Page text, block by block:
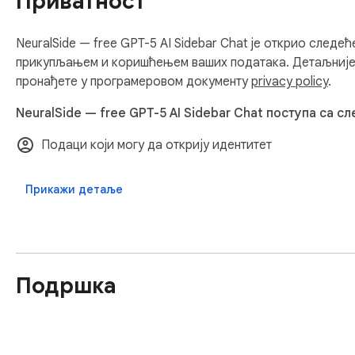
NeuralSide — free GPT-5 AI Sidebar Chat је открио
прикупљањем и коришћењем ваших података.
пронађете у програмеровом документуprivacy policy.
NeuralSide — free GPT-5 AI Sidebar Chat поступа са
Подаци који могу да открију идентитет
Прикажи детаље
Подршка